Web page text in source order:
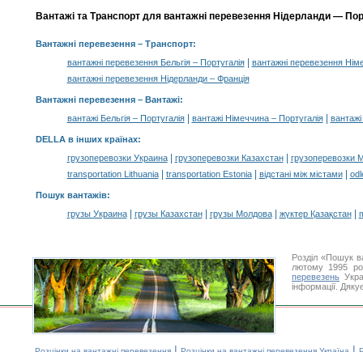
Вантажі та Транспорт для вантажні перевезення Нідерланди —
Вантажні перевезення– Транспорт:
вантажні перевезення Бельгія – Португалія|
вантажні перевезення
вантажні перевезення Нідерланди – Франція
Вантажні перевезення – Вантажі:
вантажі Бельгія – Португалія| вантажі Німеччина – Португалія|
DELLA в інших країнах:
грузоперевозки Украина| грузоперевозки Казахстан|
грузоперевозки
transportation Lithuania| transportation Estonia| відстані між містами|
Пошук вантажів:
грузы Украина| грузы Казахстан| грузы Молдова| жүктер Қазақстан|
Розділ «Пошук
лютому 1995
перевезень
інформації.